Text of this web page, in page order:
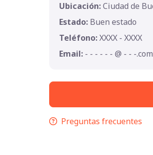
Ubicación:Ciudad de
Estado: Buen estado
Teléfono:XXXX - XXXX
Email: - - - - - - @ - - -.com
Preguntas frecuentes